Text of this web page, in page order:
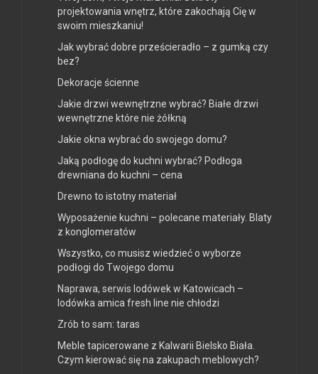
projektowania wnętrz, które zakochają Cię w
swoim mieszkaniu!
Jak wybrać dobre prześcieradło – z gumką czy
bez?
Dekoracje ścienne
Jakie drzwi wewnętrzne wybrać? Białe drzwi
wewnętrzne które nie żółkną
Jakie okna wybrać do swojego domu?
Jaką podłogę do kuchni wybrać? Podłoga
drewniana do kuchni – cena
Drewno to istotny materiał
Wyposażenie kuchni – polecane materiały. Blaty
z konglomeratów
Wszystko, co musisz wiedzieć o wyborze
podłogi do Twojego domu
Naprawa, serwis lodówek w Katowicach –
lodówka amica fresh line nie chłodzi
Zrób to sam: taras
Meble tapicerowane z Kalwarii Bielsko Biała.
Czym kierować się na zakupach meblowych?